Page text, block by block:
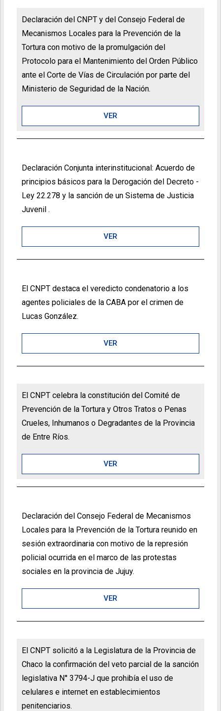
Declaración del CNPT y del Consejo Federal de
Mecanismos Locales para la Prevención de la
Tortura con motivo de la promulgación del
Protocolo para el Mantenimiento del Orden Público
ante el Corte de Vías de Circulación por parte del
Ministerio de Seguridad de la Nación.
VER
Declaración Conjunta interinstitucional: Acuerdo de
principios básicos para la Derogación del Decreto -
Ley 22.278 y la sanción de un Sistema de Justicia
Juvenil .
VER
El CNPT destaca el veredicto condenatorio a los
agentes policiales de la CABA por el crimen de
Lucas González.
VER
El CNPT celebra la constitución del Comité de
Prevención de la Tortura y Otros Tratos o Penas
Crueles, Inhumanos o Degradantes de la Provincia
de Entre Ríos.
VER
Declaración del Consejo Federal de Mecanismos
Locales para la Prevención de la Tortura reunido en
sesión extraordinaria con motivo de la represión
policial ocurrida en el marco de las protestas
sociales en la provincia de Jujuy.
VER
El CNPT solicitó a la Legislatura de la Provincia de
Chaco la confirmación del veto parcial de la sanción
legislativa N° 3794-J que prohibía el uso de
celulares e internet en establecimientos
penitenciarios.